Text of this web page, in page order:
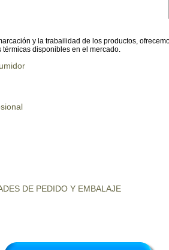
y la trabailidad de los productos,
térmicas disponibles en el mercado.
DE PEDIDO Y EMBALAJE